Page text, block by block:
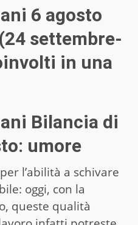
6 agosto
settembre-
in una
Bilancia di
umore
l’abilità a schivare
oggi, con la
queste qualità